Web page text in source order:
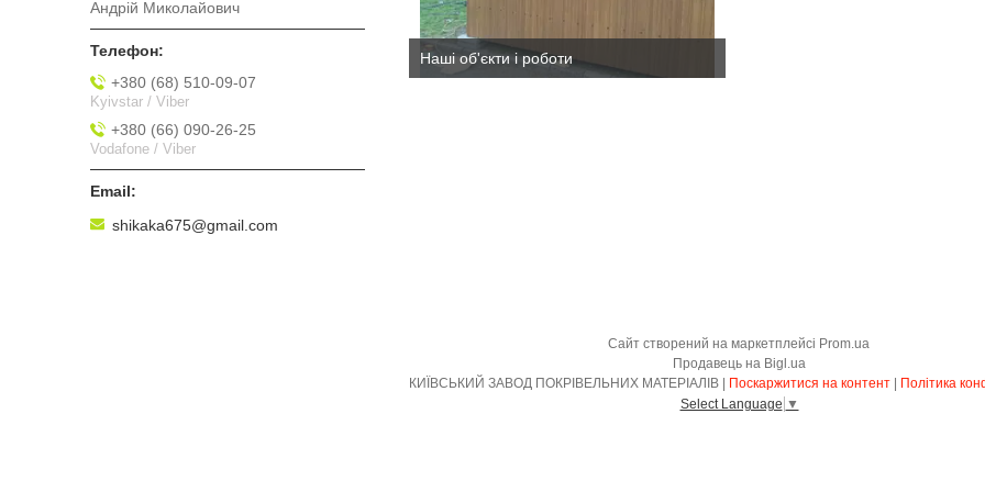
Наші об'єкти і роботи
Андрій Миколайович
+380 (68) 510-09-07
Kyivstar / Viber
+380 (66) 090-26-25
Vodafone / Viber
shikaka675@gmail.com
Сайт створений на маркетплейсі Prom.ua
Продавець на Bigl.ua
КИЇВСЬКИЙ ЗАВОД ПОКРІВЕЛЬНИХ МАТЕРІАЛІВ | Поскаржитися на контент | Політика
Select Language ▼